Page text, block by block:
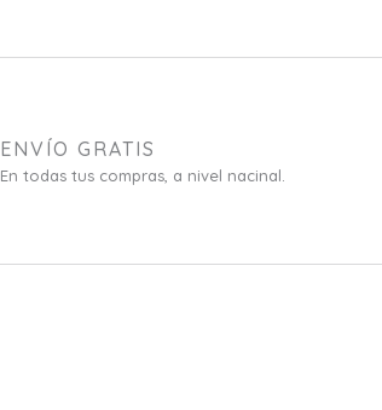
ENVÍO GRATIS
En todas tus compras, a nivel nacinal.